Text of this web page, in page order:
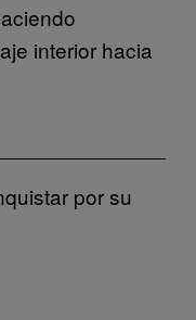
interior hacia
por su